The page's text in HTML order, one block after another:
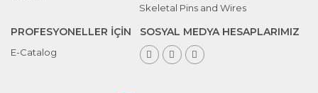
Skeletal Pins and Wires
PROFESYONELLER İÇİN
E-Catalog
SOSYAL MEDYA HESAPLARIMIZ